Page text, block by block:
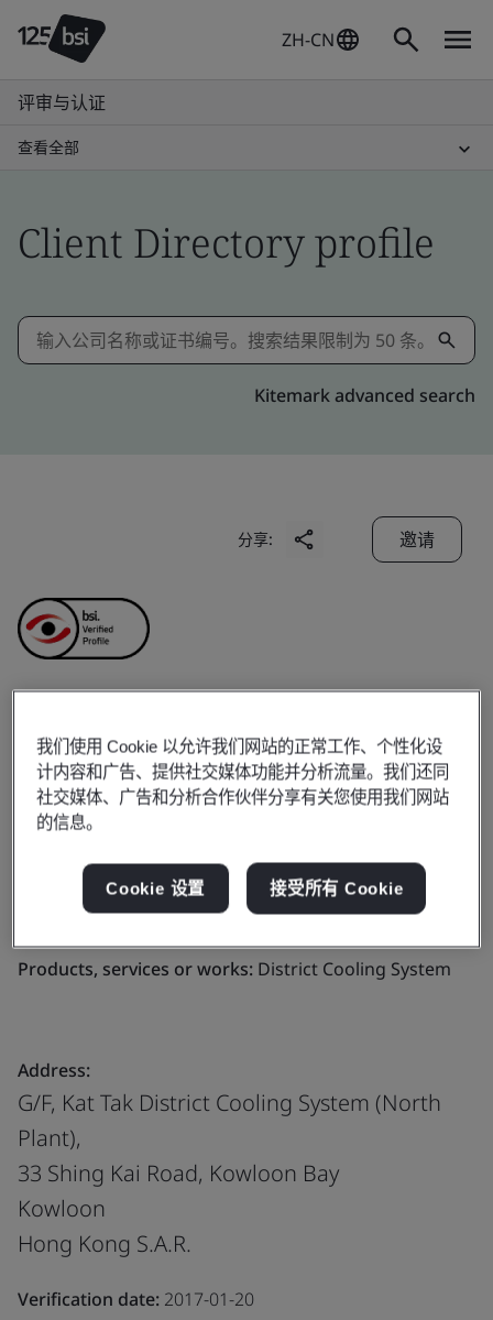
ZH-CN
评审与认证
查看全部
Client Directory profile
Kitemark advanced search
分享: 邀请
Hong Kong District
Cooling Company
Limited
Business scope:District Cooling System
Products, services or works: District Cooling System
Address:
G/F, Kat Tak District Cooling System (North
Plant),
33 Shing Kai Road, Kowloon Bay
Kowloon
Hong Kong S.A.R.
Verification date: 2017-01-20
我们使用 Cookie 以允许我们网站的正常工作、个性化设
计内容和广告、提供社交媒体功能并分析流量。我们还同
社交媒体、广告和分析合作伙伴分享有关您使用我们网站
的信息。
Cookie 设置 接受所有 Cookie